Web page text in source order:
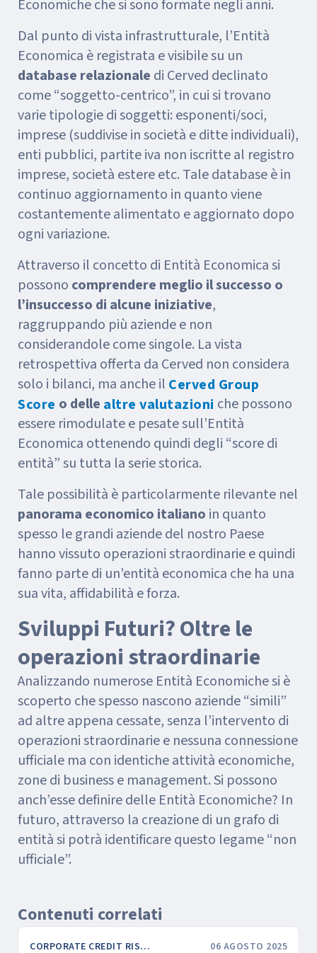
Economiche che si sono formate negli anni.
Dal punto di vista infrastrutturale, l’Entità
Economica è registrata e visibile su un
database relazionale di Cerved declinato
come “soggetto-centrico”, in cui si trovano
varie tipologie di soggetti: esponenti/soci,
imprese (suddivise in società e ditte individuali),
enti pubblici, partite iva non iscritte al registro
imprese, società estere etc. Tale database è in
continuo aggiornamento in quanto viene
costantemente alimentato e aggiornato dopo
ogni variazione.
Attraverso il concetto di Entità Economica si
possono comprendere meglio il successo o
l’insuccesso di alcune iniziative,
raggruppando più aziende e non
considerandole come singole. La vista
retrospettiva offerta da Cerved non considera
solo i bilanci, ma anche il Cerved Group
Score o delle altre valutazioni che possono
essere rimodulate e pesate sull’Entità
Economica ottenendo quindi degli “score di
entità” su tutta la serie storica.
Tale possibilità è particolarmente rilevante nel
panorama economico italiano in quanto
spesso le grandi aziende del nostro Paese
hanno vissuto operazioni straordinarie e quindi
fanno parte di un’entità economica che ha una
sua vita, affidabilità e forza.
Sviluppi Futuri? Oltre le
operazioni straordinarie
Analizzando numerose Entità Economiche si è
scoperto che spesso nascono aziende “simili”
ad altre appena cessate, senza l’intervento di
operazioni straordinarie e nessuna connessione
ufficiale ma con identiche attività economiche,
zone di business e management. Si possono
anch’esse definire delle Entità Economiche? In
futuro, attraverso la creazione di un grafo di
entità si potrà identificare questo legame “non
ufficiale”.
Contenuti correlati
CORPORATE CREDIT RISK & FINANCE 06 AGOSTO 2025